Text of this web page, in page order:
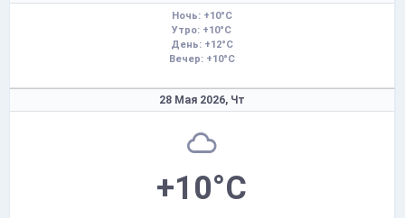
Ночь: +10°C
Утро: +10°C
День: +12°C
Вечер: +10°C
28 Мая 2026, Чт
+10°C